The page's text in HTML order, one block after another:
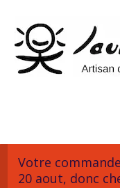
Votre
20 aout, donc